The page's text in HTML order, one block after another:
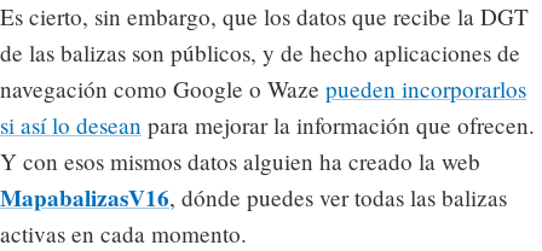
Es cierto, sin embargo, que los datos que recibe la DGT
de las balizas son públicos, y de hecho aplicaciones de
navegación como Google o Waze pueden incorporarlos
si así lo desean para mejorar la información que ofrecen.
Y con esos mismos datos alguien ha creado la web
MapabalizasV16, dónde puedes ver todas las balizas
activas en cada momento.